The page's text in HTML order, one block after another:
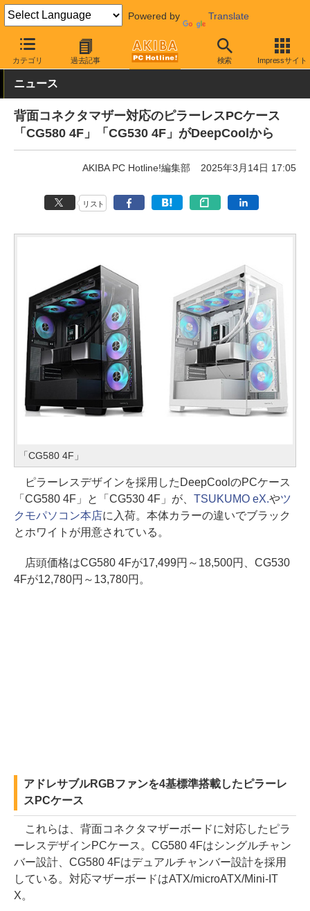
Powered by Translate
カテゴリ 過去記事 検索 Impressサイト
AKIBA PC Hotline! PCパーツ PCケース タワー型
ニュース
背面コネクタマザー対応のピラーレスPCケース
「CG580 4F」「CG530 4F」がDeepCoolから
AKIBA PC Hotline!編集部 2025年3月14日 17:05
リスト
「CG580 4F」
ピラーレスデザインを採用したDeepCoolのPCケース
「CG580 4F」と「CG530 4F」が、 TSUKUMO eX.やツ
クモパソコン本店に入荷。本体カラーの違いでブラック
とホワイトが用意されている。
店頭価格はCG580 4Fが17,499円～18,500円、CG530
4Fが12,780円～13,780円。
アドレサブルRGBファンを4基標準搭載したピラーレ
スPCケース
これらは、背面コネクタマザーボードに対応したピラ
ーレスデザインPCケース。CG580 4Fはシングルチャン
バー設計、CG580 4Fはデュアルチャンバー設計を採用
している。対応マザーボードはATX/microATX/Mini-IT
X。